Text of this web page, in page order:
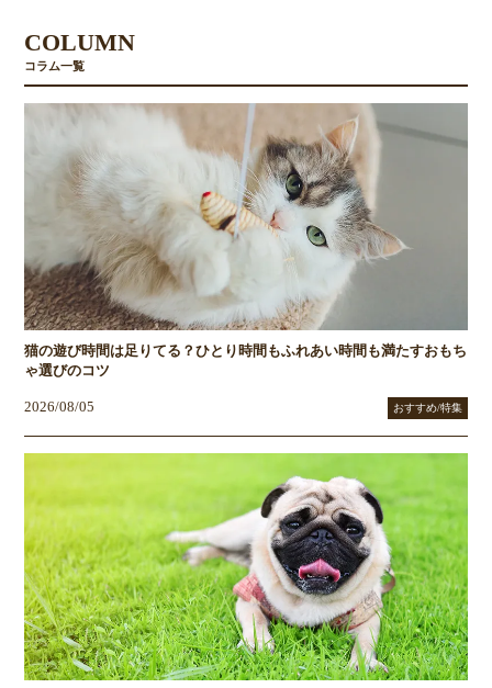
COLUMN
コラム一覧
猫の遊び時間は足りてる？ひとり時間もふれあい時間も満たすおもち
ゃ選びのコツ
2026/08/05 おすすめ/特集